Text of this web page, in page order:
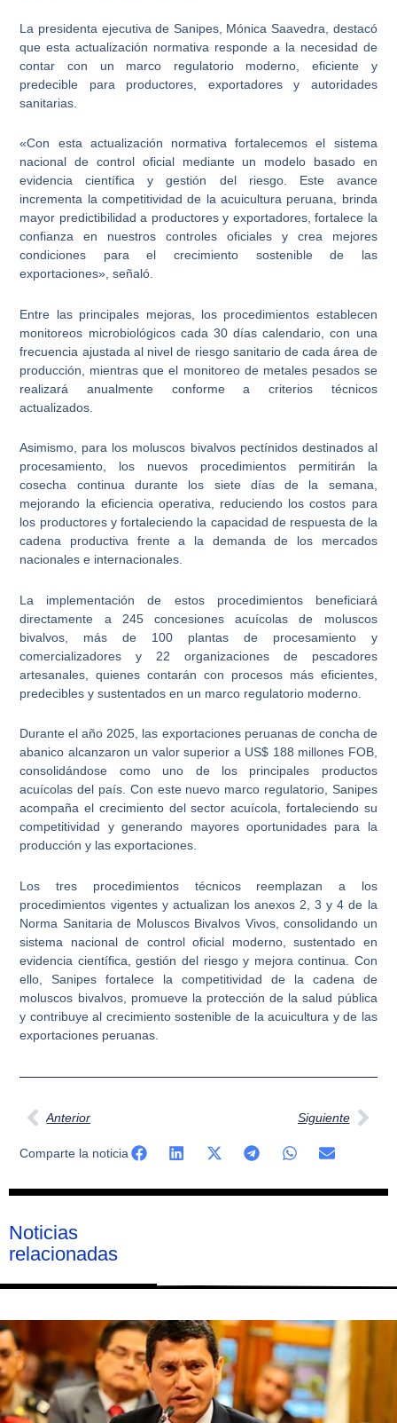
La presidenta ejecutiva de Sanipes, Mónica Saavedra, destacó
que esta actualización normativa responde a la necesidad de
contar con un marco regulatorio moderno, eficiente y
predecible para productores, exportadores y autoridades
sanitarias.
«Con esta actualización normativa fortalecemos el sistema
nacional de control oficial mediante un modelo basado en
evidencia científica y gestión del riesgo. Este avance
incrementa la competitividad de la acuicultura peruana, brinda
mayor predictibilidad a productores y exportadores, fortalece la
confianza en nuestros controles oficiales y crea mejores
condiciones para el crecimiento sostenible de las
exportaciones», señaló.
Entre las principales mejoras, los procedimientos establecen
monitoreos microbiológicos cada 30 días calendario, con una
frecuencia ajustada al nivel de riesgo sanitario de cada área de
producción, mientras que el monitoreo de metales pesados se
realizará anualmente conforme a criterios técnicos
actualizados.
Asimismo, para los moluscos bivalvos pectínidos destinados al
procesamiento, los nuevos procedimientos permitirán la
cosecha continua durante los siete días de la semana,
mejorando la eficiencia operativa, reduciendo los costos para
los productores y fortaleciendo la capacidad de respuesta de la
cadena productiva frente a la demanda de los mercados
nacionales e internacionales.
La implementación de estos procedimientos beneficiará
directamente a 245 concesiones acuícolas de moluscos
bivalvos, más de 100 plantas de procesamiento y
comercializadores y 22 organizaciones de pescadores
artesanales, quienes contarán con procesos más eficientes,
predecibles y sustentados en un marco regulatorio moderno.
Durante el año 2025, las exportaciones peruanas de concha de
abanico alcanzaron un valor superior a US$ 188 millones FOB,
consolidándose como uno de los principales productos
acuícolas del país. Con este nuevo marco regulatorio, Sanipes
acompaña el crecimiento del sector acuícola, fortaleciendo su
competitividad y generando mayores oportunidades para la
producción y las exportaciones.
Los tres procedimientos técnicos reemplazan a los
procedimientos vigentes y actualizan los anexos 2, 3 y 4 de la
Norma Sanitaria de Moluscos Bivalvos Vivos, consolidando un
sistema nacional de control oficial moderno, sustentado en
evidencia científica, gestión del riesgo y mejora continua. Con
ello, Sanipes fortalece la competitividad de la cadena de
moluscos bivalvos, promueve la protección de la salud pública
y contribuye al crecimiento sostenible de la acuicultura y de las
exportaciones peruanas.
Ant
Anterior Siguiente
Comparte la noticia
Noticias
relacionadas
Página
Página
Página
Página
Página